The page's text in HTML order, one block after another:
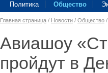
Политика Общество
Главная страница / Новости / Общество /
Авиашоу
пройдут в